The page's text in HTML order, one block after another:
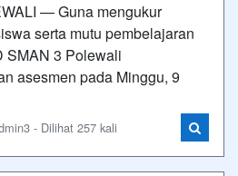
— Guna mengukur
serta mutu pembelajaran
SMAN 3 Polewali
asesmen pada Minggu, 9
- Dilihat 257 kali